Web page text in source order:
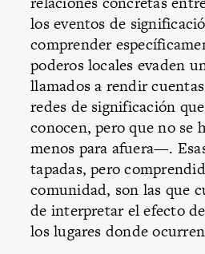
los eventos de
comprender
poderos locales evaden
llamados a rendir
redes de significación
conocen, pero que no
menos para afuera—.
tapadas, pero
comunidad, son las que
de interpretar el efecto
los lugares donde